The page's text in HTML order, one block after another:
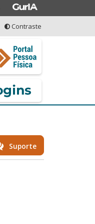
ESTADO
Contraste
Suporte